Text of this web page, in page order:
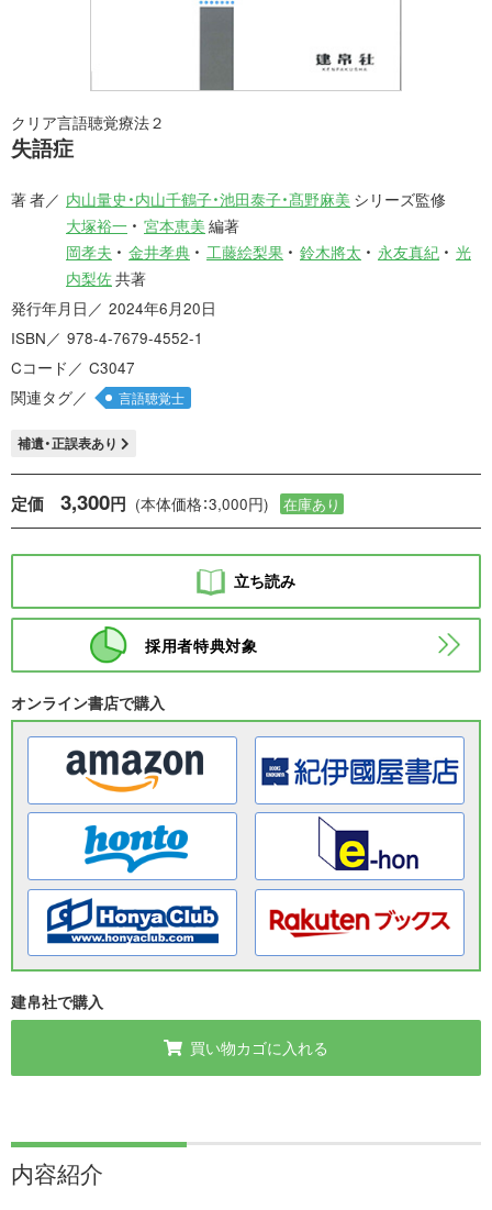
クリア言語聴覚療法２
失語症
著 者 内山量史・内山千鶴子・池田泰子・髙野麻美 シリーズ監修
大塚裕一
宮本恵美 編著
岡孝夫
金井孝典 工藤絵梨果 鈴木將太 永友真紀
光
内梨佐共著
発行年月日
2024年6月20日
ISBN
978-4-7679-4552-1
Cコード
C3047
関連タグ
言語聴覚士
補遺・正誤表あり
定価 3,300円 (本体価格：3,000円) 在庫あり
立ち読み
採用者特典対象
オンライン書店で購入
建帛社で購入
買い物カゴに入れる
内容紹介